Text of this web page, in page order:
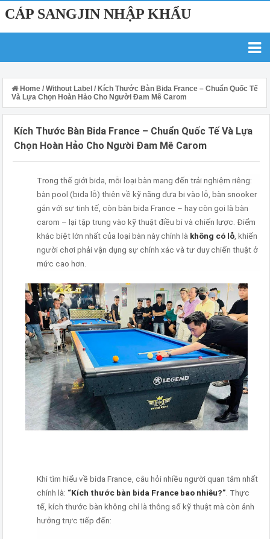
CÁP SANGJIN NHẬP KHẨU
Home / Without Label / Kích Thước Bàn Bida France – Chuẩn Quốc Tế
Và Lựa Chọn Hoàn Hảo Cho Người Đam Mê Carom
Kích Thước Bàn Bida France – Chuẩn Quốc Tế Và Lựa
Chọn Hoàn Hảo Cho Người Đam Mê Carom
Trong thế giới bida, mỗi loại bàn mang đến trải nghiệm riêng:
bàn pool (bida lỗ) thiên về kỹ năng đưa bi vào lỗ, bàn snooker
gắn với sự tinh tế, còn bàn bida France – hay còn gọi là bàn
carom – lại tập trung vào kỹ thuật điều bi và chiến lược. Điểm
khác biệt lớn nhất của loại bàn này chính là không có lỗ , khiến
người chơi phải vận dụng sự chính xác và tư duy chiến thuật ở
mức cao hơn.
Khi tìm hiểu về bida France, câu hỏi nhiều người quan tâm nhất
chính là: “Kích thước bàn bida France bao nhiêu?” . Thực
tế, kích thước bàn không chỉ là thông số kỹ thuật mà còn ảnh
hưởng trực tiếp đến: